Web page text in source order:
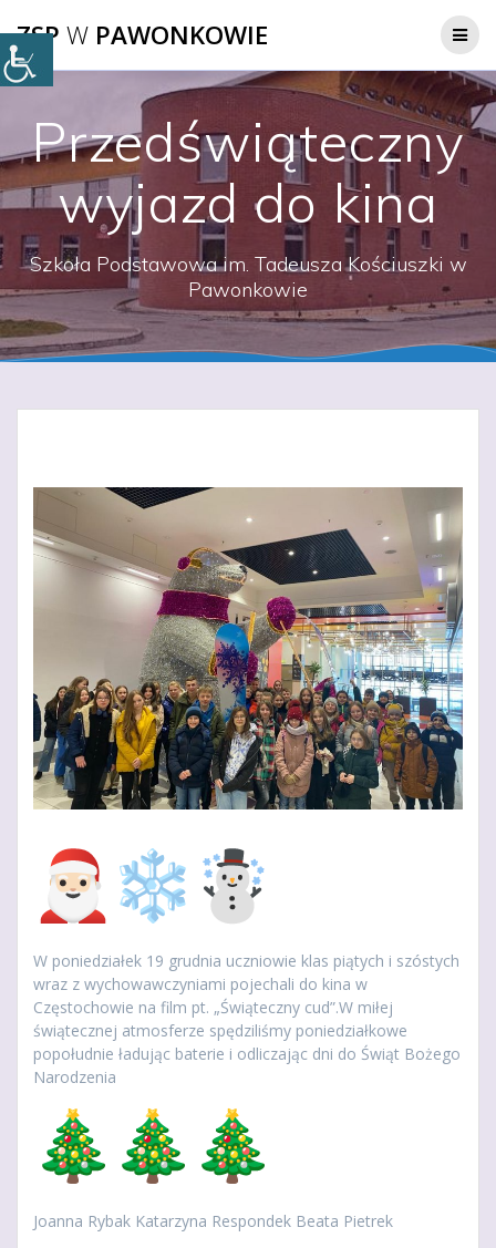
do
ZSP W PAWONKOWIE
Przedświąteczny
wyjazd do kina
Szkoła Podstawowa im. Tadeusza Kościuszki w
Pawonkowie
W poniedziałek 19 grudnia uczniowie klas piątych i szóstych
wraz z wychowawczyniami pojechali do kina w
Częstochowie na film pt. „Świąteczny cud”.W miłej
świątecznej atmosferze spędziliśmy poniedziałkowe
popołudnie ładując baterie i odliczając dni do Świąt Bożego
Narodzenia
Joanna Rybak Katarzyna Respondek Beata Pietrek